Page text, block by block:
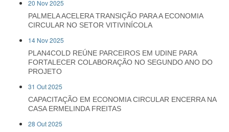
20 Nov 2025
PALMELA ACELERA TRANSIÇÃO PARA A ECONOMIA
CIRCULAR NO SETOR VITIVINÍCOLA
14 Nov 2025
PLAN4COLD REÚNE PARCEIROS EM UDINE PARA
FORTALECER COLABORAÇÃO NO SEGUNDO ANO DO
PROJETO
31 Out 2025
CAPACITAÇÃO EM ECONOMIA CIRCULAR ENCERRA NA
CASA ERMELINDA FREITAS
28 Out 2025